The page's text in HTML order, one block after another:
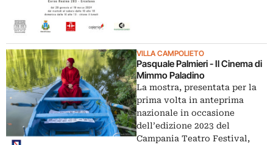
VILLA CAMPOLIETO
Pasquale Palmieri - Il Cinema di
Mimmo Paladino
La mostra, presentata per la
prima volta in anteprima
nazionale in occasione
dell’edizione 2023 del
Campania Teatro Festival,